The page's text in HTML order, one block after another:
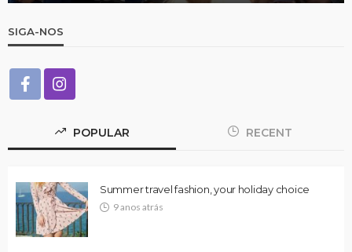
SIGA-NOS
POPULAR RECENT
Summer travel fashion, your holiday choice
9 anos atrás